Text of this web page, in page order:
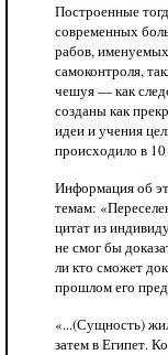
Построенные
современных
рабов,
самоконтроля,
чешуя — как
созданы как
идеи и учения
происходило в
Информация об
темам:
цитат из
не смог бы
ли кто сможет
прошлом его
«...(Сущность)
затем в Египет.